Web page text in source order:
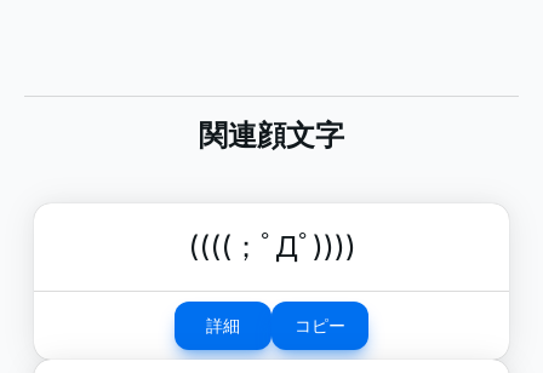
関連顔文字
((((；ﾟДﾟ))))
詳細 コピー